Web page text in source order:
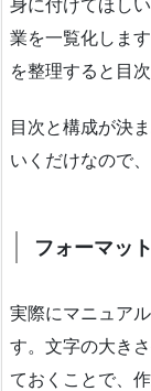
身に付けてほし
業を一覧化しま
を整理すると目
目次と構成が決
いくだけなので
フォーマッ
実際にマニュア
す。文字の大き
ておくことで、